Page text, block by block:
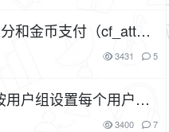
和金币支付（cf_attac
3431 5
户组设置每个用户的
传附件数（cf_quota）
3400 7